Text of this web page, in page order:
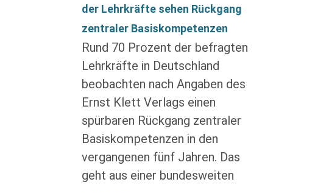
der Lehrkräfte sehen Rückgang
zentraler Basiskompetenzen
Rund 70 Prozent der befragten
Lehrkräfte in Deutschland
beobachten nach Angaben des
Ernst Klett Verlags einen
spürbaren Rückgang zentraler
Basiskompetenzen in den
vergangenen fünf Jahren. Das
geht aus einer bundesweiten